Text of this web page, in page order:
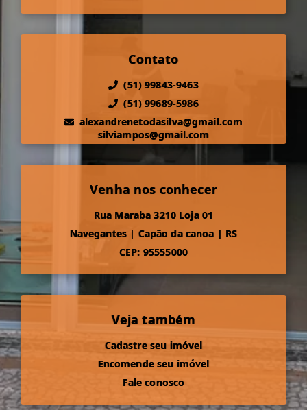
Contato
(51) 99843-9463
(51) 99689-5986
alexandrenetodasilva@gmail.com
silviampos@gmail.com
Venha nos conhecer
Rua Maraba 3210 Loja 01
Navegantes | Capão da canoa | RS
CEP: 95555000
Veja também
Cadastre seu imóvel
Encomende seu imóvel
Fale conosco